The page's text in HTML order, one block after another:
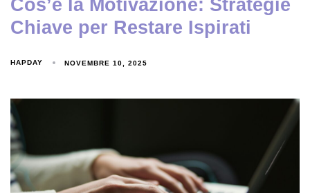
Cos’è la Motivazione: Strategie
Chiave per Restare Ispirati
HAPDAY NOVEMBRE 10, 2025